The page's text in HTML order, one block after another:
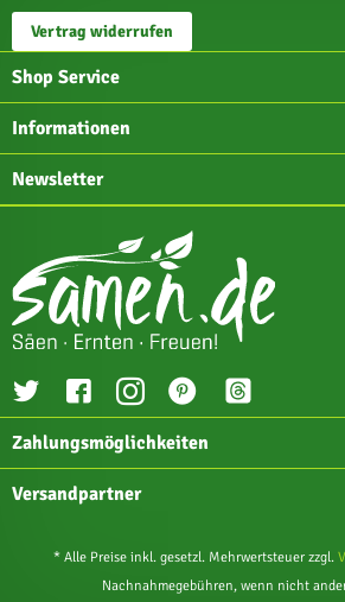
Vertrag widerrufen
Shop Service
Informationen
Newsletter
Zahlungsmöglichkeiten
Versandpartner
* Alle Preise inkl. gesetzl. Mehrwertsteuer zzgl.
Nachnahmegebühren, wenn nicht